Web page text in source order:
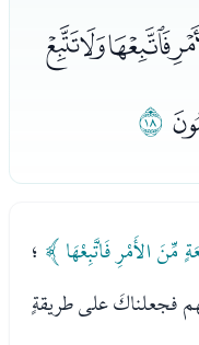
ﮤ
الأَمْرِ فَاتَّبِعْهَا ﴾ ؛
فجعلناكَ على طريقةٍ